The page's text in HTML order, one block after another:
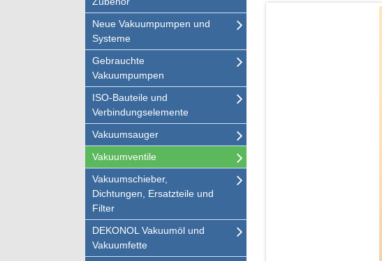
Neue Vakuumpumpen und
Systeme
Gebrauchte
Vakuumpumpen
ISO-Bauteile und
Verbindungselemente
Vakuumsauger
Vakuumventile
Vakuumschieber,
Dichtungen, Ersatzteile und
Filter
DEKONOL Vakuumöl und
Vakuumfette